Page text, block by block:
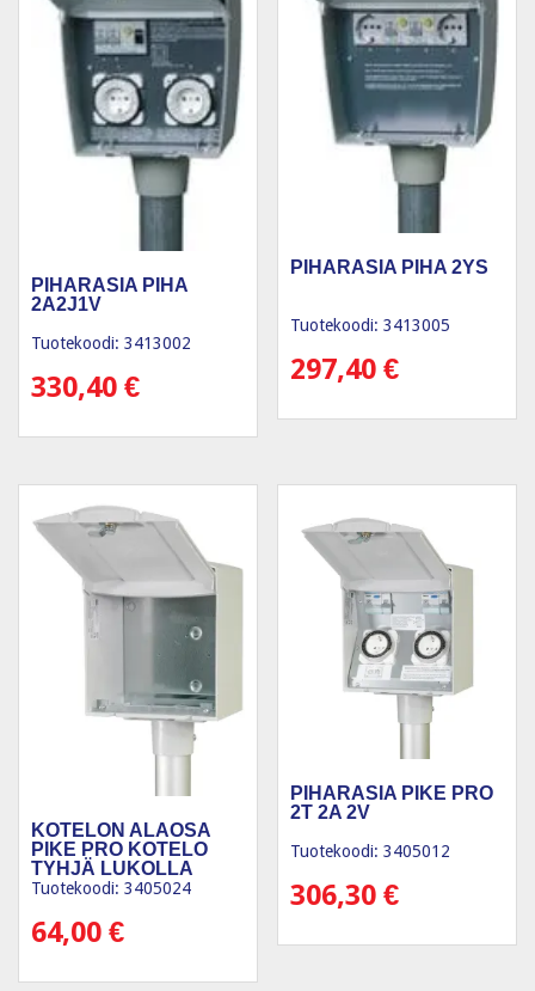
PIHARASIA PIHA
2A2J1V
Tuotekoodi: 3413002
330,40 €
PIHARASIA PIHA 2YS
Tuotekoodi: 3413005
297,40€
KOTELON ALAOSA
PIKE PRO KOTELO
TYHJÄ LUKOLLA
Tuotekoodi: 3405024
64,00 €
PIHARASIA PIKE PRO
2T 2A 2V
Tuotekoodi: 3405012
306,30€